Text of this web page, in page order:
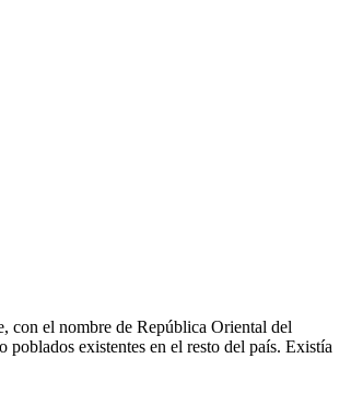
con el nombre de República Oriental del
existentes en el resto del país. Existía